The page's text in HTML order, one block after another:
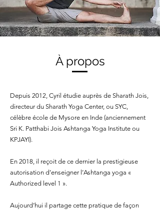
À propos
Depuis 2012, Cyril étudie auprès de Sharath Jois,
directeur du Sharath Yoga Center, ou SYC,
célèbre école de Mysore en Inde (anciennement
Sri K. Patthabi Jois Ashtanga Yoga Institute ou
KPJAYI).
En 2018, il reçoit de ce dernier la prestigieuse
autorisation d’enseigner l’Ashtanga yoga «
Authorized level 1 ».
Aujourd’hui il partage cette pratique de façon